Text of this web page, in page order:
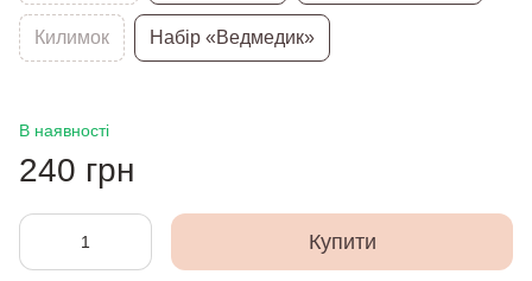
Килимок Набір «Ведмедик»
В наявності
240 грн
Купити